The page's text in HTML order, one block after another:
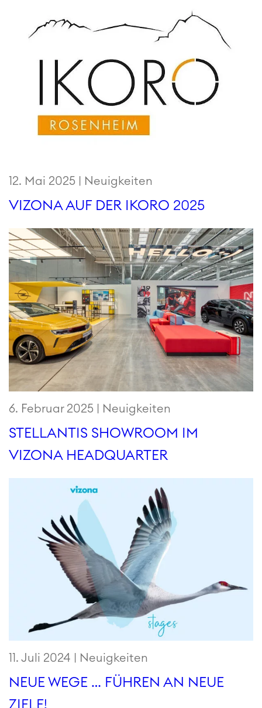
12. Mai 2025 | Neuigkeiten
VIZONA AUF DER IKORO 2025
6. Februar 2025 | Neuigkeiten
STELLANTIS SHOWROOM IM
VIZONA HEADQUARTER
11. Juli 2024 | Neuigkeiten
NEUE WEGE … FÜHREN AN NEUE